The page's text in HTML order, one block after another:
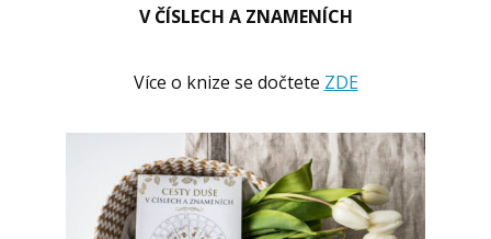
V ČÍSLECH A ZNAMENÍCH
Více o knize se dočtete ZDE